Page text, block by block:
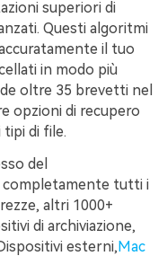
superiori di
Questi algoritmi
il tuo
in modo più
oltre 35 brevetti nel
opzioni di recupero
tipi di file.
del
completamente tutti i
altri 1000+
di archiviazione,
esterni,Mac